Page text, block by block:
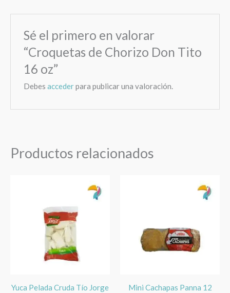
Sé el primero en valorar
“Croquetas de Chorizo Don Tito
16 oz”
Debesaccederpara publicar una valoración.
Productos relacionados
Yuca Pelada Cruda Tío Jorge
Cruda
Jorge
Mini Cachapas Panna 12
Unidades
cantidad